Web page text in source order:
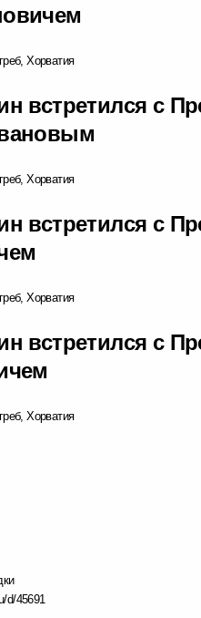
Хорватия
встретился с
Хорватия
встретился с
Хорватия
встретился с
Хорватия
d/45691